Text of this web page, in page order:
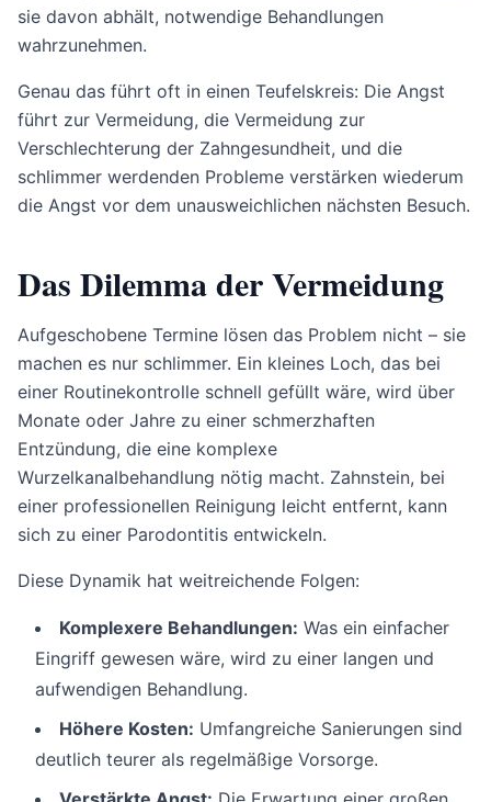
sie davon abhält, notwendige Behandlungen
wahrzunehmen.
Genau das führt oft in einen Teufelskreis: Die Angst
führt zur Vermeidung, die Vermeidung zur
Verschlechterung der Zahngesundheit, und die
schlimmer werdenden Probleme verstärken wiederum
die Angst vor dem unausweichlichen nächsten Besuch.
Das Dilemma der Vermeidung
Aufgeschobene Termine lösen das Problem nicht – sie
machen es nur schlimmer. Ein kleines Loch, das bei
einer Routinekontrolle schnell gefüllt wäre, wird über
Monate oder Jahre zu einer schmerzhaften
Entzündung, die eine komplexe
Wurzelkanalbehandlung nötig macht. Zahnstein, bei
einer professionellen Reinigung leicht entfernt, kann
sich zu einer Parodontitis entwickeln.
Diese Dynamik hat weitreichende Folgen:
Komplexere Behandlungen: Was ein einfacher
Eingriff gewesen wäre, wird zu einer langen und
aufwendigen Behandlung.
Höhere Kosten: Umfangreiche Sanierungen sind
deutlich teurer als regelmäßige Vorsorge.